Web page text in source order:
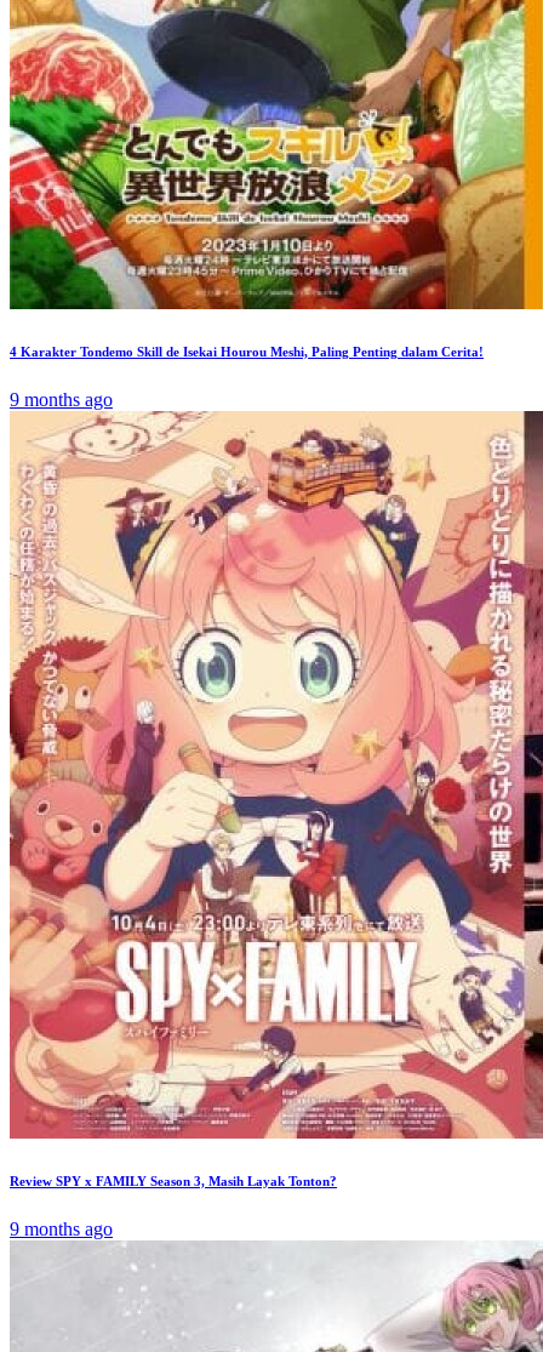
4 Karakter Tondemo Skill de Isekai Hourou Meshi, Paling Penting dalam Cerita!
9 months ago
Review SPY x FAMILY Season 3, Masih Layak Tonton?
9 months ago